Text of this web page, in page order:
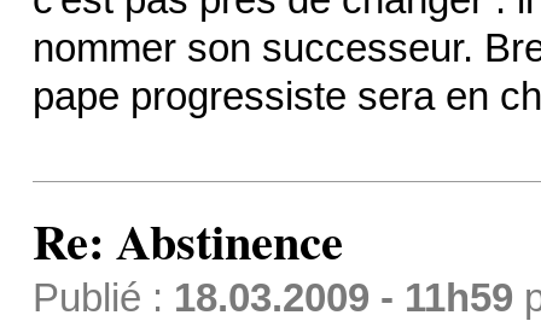
nommer son successeur.
pape progressiste sera en
Re: Abstinence
Publié : 18.03.2009 - 11h59